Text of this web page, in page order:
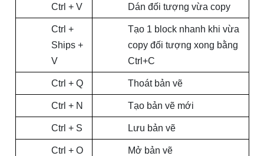
Ctrl + V Dán đối tượng vừa copy
Ctrl +
Ships +
V
Tạo 1 block nhanh khi vừa
copy đối tượng xong bằng
Ctrl+C
Ctrl + Q Thoát bản vẽ
Ctrl + N Tạo bản vẽ mới
Ctrl + S Lưu bản vẽ
Ctrl + O Mở bản vẽ